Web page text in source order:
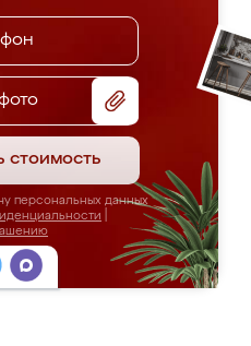
стоимость
персональных данных